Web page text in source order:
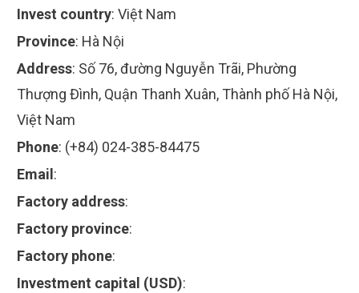
Invest country: Việt Nam
Province: Hà Nội
Address: Số 76, đường Nguyễn Trãi, Phường
Thượng Đình, Quận Thanh Xuân, Thành phố Hà Nội,
Việt Nam
Phone: (+84) 024-385-84475
Email :
Factory address:
Factory province:
Factory phone:
Investment capital (USD):